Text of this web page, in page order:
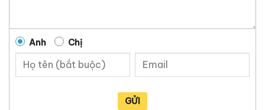
Anh Chị
GỬI